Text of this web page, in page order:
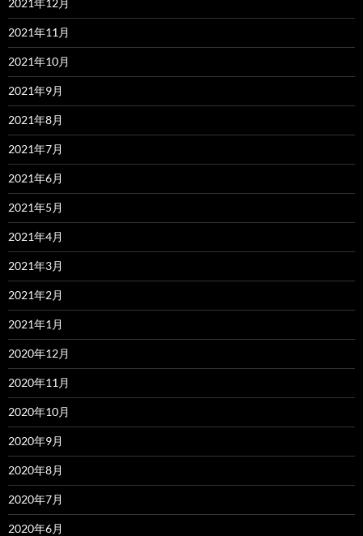
2021年12月
2021年11月
2021年10月
2021年9月
2021年8月
2021年7月
2021年6月
2021年5月
2021年4月
2021年3月
2021年2月
2021年1月
2020年12月
2020年11月
2020年10月
2020年9月
2020年8月
2020年7月
2020年6月